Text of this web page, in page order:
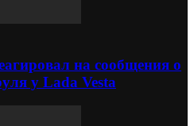
на сообщения о
у Lada Vesta